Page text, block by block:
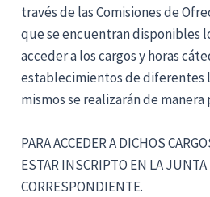
través de las Comisiones de
que se encuentran disponibles
acceder a los cargos y horas
establecimientos de diferentes
mismos se realizarán de manera
PARA ACCEDER A DICHOS
ESTAR INSCRIPTO EN LA JUNTA
CORRESPONDIENTE.